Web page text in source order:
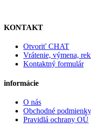
KONTAKT
Otvoriť CHAT
Vrátenie, výmena,
Kontaktný formulár
informácie
O nás
Obchodné podmienky
Pravidlá ochrany OÚ